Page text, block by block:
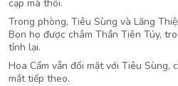
cạp mà thôi.
Trong phòng, Tiêu Sùng và Lăng
Bọn họ được châm Thần Tiên Túy,
tỉnh lại.
Hoa Cẩm vẫn đối mặt với Tiêu Sùng,
mắt tiếp theo.